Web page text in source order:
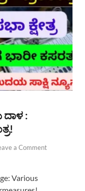
:
a Comment
Various